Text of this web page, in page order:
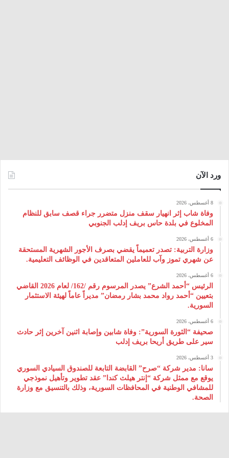
ورد الآن
8 أغسطس، 2026
وفاة شاب إثر انهيار سقف منزل متضرر جراء قصف سابق للنظام
المخلوع في بلدة حاس بريف إدلب الجنوبي
6 أغسطس، 2026
وزارة التربية: تصدر تعميماً يقضي بصرف الأجور الشهرية المستحقة
عن شهري تموز وآب للعاملين المتعاقدين في الوظائف التعليمية.
6 أغسطس، 2026
الرئيس “أحمد الشرع” يصدر المرسوم رقم /162/ لعام 2026 ‌القاضي
بتعيين “أحمد رواد محمد بشار رمضان” مديراً عاماً لهيئة ‌الاستثمار
السورية.
6 أغسطس، 2026
صحيفة “الثورة السورية”: وفاة شابين وإصابة اثنين آخرين إثر حادث
سير على طريق أريحا بريف إدلب
3 أغسطس، 2026
سانا: مدير شركة “صرح” القابضة التابعة للصندوق السيادي السوري
يوقع مع ممثل شركة “إنتر هيلث كندا” عقد تطوير وتأهيل نموذجي
للمشافي الوطنية في المحافظات السورية، وذلك بالتنسيق مع وزارة
الصحة.